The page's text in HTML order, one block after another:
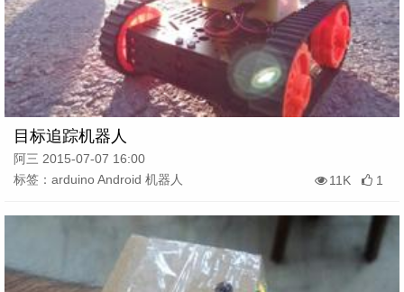
目标追踪机器人
阿三 2015-07-07 16:00
标签：arduino Android 机器人
11K 1